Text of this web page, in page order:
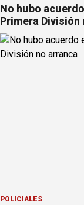
No hubo
Primera División
POLICIALES